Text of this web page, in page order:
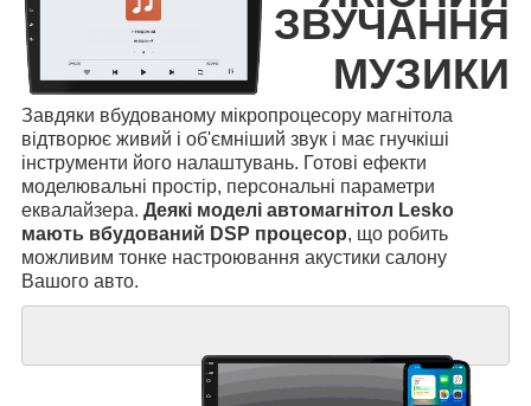
ЗВУЧАННЯ
МУЗИКИ
Завдяки вбудованому мікропроцесору магнітола
відтворює живий і об'ємніший звук і має гнучкіші
інструменти його налаштувань. Готові ефекти
моделювальні простір, персональні параметри
еквалайзера. Деякі моделі автомагнітол Lesko
мають вбудований DSP процесор, що робить
можливим тонке настроювання акустики салону
Вашого авто.